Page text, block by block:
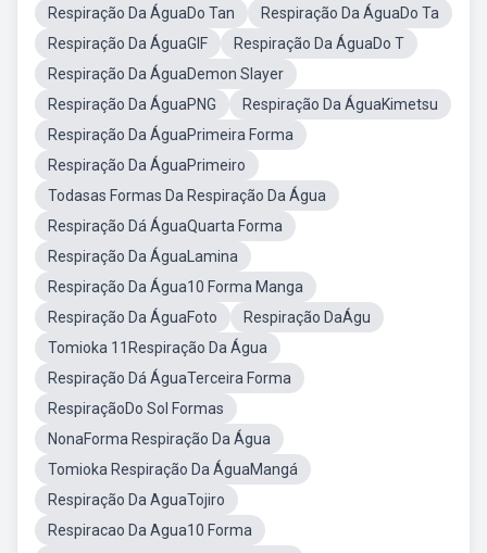
Respiração Da ÁguaDo Tan
Respiração Da ÁguaDo Ta
Respiração Da ÁguaGIF
Respiração Da ÁguaDo T
Respiração Da ÁguaDemon Slayer
Respiração Da ÁguaPNG
Respiração Da ÁguaKimetsu
Respiração Da ÁguaPrimeira Forma
Respiração Da ÁguaPrimeiro
Todasas Formas Da Respiração Da Água
Respiração Dá ÁguaQuarta Forma
Respiração Da ÁguaLamina
Respiração Da Água10 Forma Manga
Respiração Da ÁguaFoto
Respiração DaÁgu
Tomioka 11Respiração Da Água
Respiração Dá ÁguaTerceira Forma
RespiraçãoDo Sol Formas
NonaForma Respiração Da Água
Tomioka Respiração Da ÁguaMangá
Respiração Da AguaTojiro
Respiracao Da Agua10 Forma